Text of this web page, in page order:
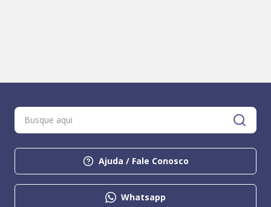
Ajuda / Fale Conosco
Whatsapp